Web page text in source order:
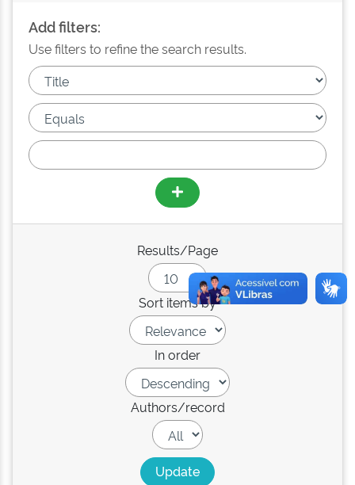
Add filters:
Use filters to refine the search results.
Results/Page
Sort items by
In order
Authors/record